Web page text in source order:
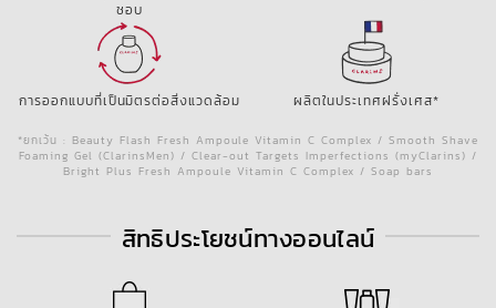
ชอบ
การออกแบบที่เป็นมิตรต่อสิ่งแวดล้อม ผลิตในประเทศฝรั่งเศส*
*ยกเว้น : Beauty Flash Fresh Ampoule Vitamin C Complex / Smooth Shave
Foaming Gel (ClarinsMen) / Clear-out Targets Imperfections (myClarins) /
Bright Plus Fresh Ampoule Vitamin C Complex / Soap bars
สิทธิประโยชน์ทางออนไลน์